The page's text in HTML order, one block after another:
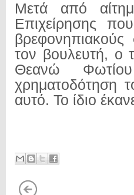
Μετά από
Επιχείρησης
τον βουλευτή, ο
Θεανώ
χρηματοδότηση
αυτό. Το ίδιο